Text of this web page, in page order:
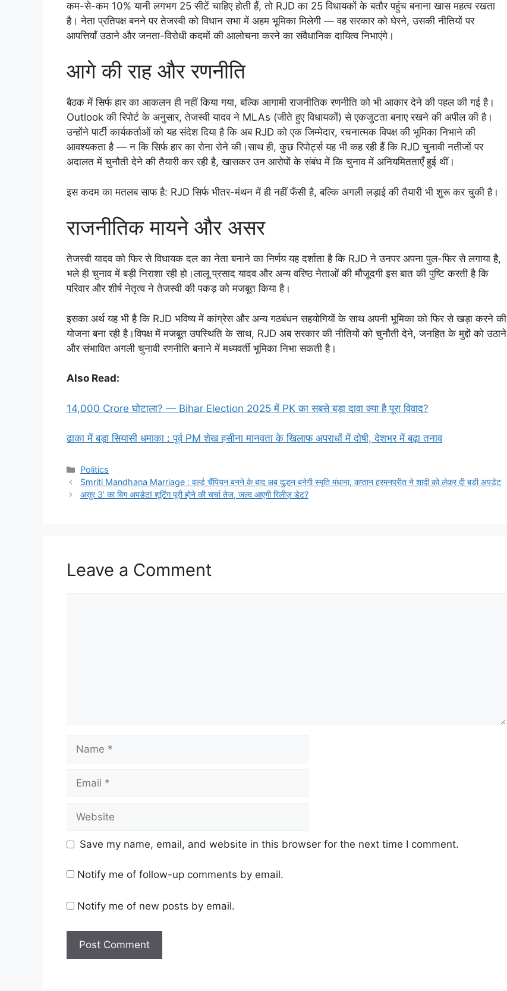
कम-से-कम 10% यानी लगभग 25 सीटें चाहिए होती हैं, तो RJD का 25 विधायकों के बतौर पहुंच बनाना खास महत्व रखता
है। नेता प्रतिपक्ष बनने पर तेजस्वी को विधान सभा में अहम भूमिका मिलेगी — वह सरकार को घेरने, उसकी नीतियों पर
आपत्तियाँ उठाने और जनता-विरोधी कदमों की आलोचना करने का संवैधानिक दायित्व निभाएंगे।
आगे की राह और रणनीति
बैठक में सिर्फ हार का आकलन ही नहीं किया गया, बल्कि आगामी राजनीतिक रणनीति को भी आकार देने की पहल की गई है।
Outlook की रिपोर्ट के अनुसार, तेजस्वी यादव ने MLAs (जीते हुए विधायकों) से एकजुटता बनाए रखने की अपील की है।
उन्होंने पार्टी कार्यकर्ताओं को यह संदेश दिया है कि अब RJD को एक जिम्मेदार, रचनात्मक विपक्ष की भूमिका निभाने की
आवश्यकता है — न कि सिर्फ हार का रोना रोने की।साथ ही, कुछ रिपोर्ट्स यह भी कह रही हैं कि RJD चुनावी नतीजों पर
अदालत में चुनौती देने की तैयारी कर रही है, खासकर उन आरोपों के संबंध में कि चुनाव में अनियमितताएँ हुई थीं।
इस कदम का मतलब साफ है: RJD सिर्फ भीतर-मंथन में ही नहीं फँसी है, बल्कि अगली लड़ाई की तैयारी भी शुरू कर चुकी है।
राजनीतिक मायने और असर
तेजस्वी यादव को फिर से विधायक दल का नेता बनाने का निर्णय यह दर्शाता है कि RJD ने उनपर अपना पुल-फिर से लगाया है,
भले ही चुनाव में बड़ी निराशा रही हो।लालू प्रसाद यादव और अन्य वरिष्ठ नेताओं की मौजूदगी इस बात की पुष्टि करती है कि
परिवार और शीर्ष नेतृत्व ने तेजस्वी की पकड़ को मजबूत किया है।
इसका अर्थ यह भी है कि RJD भविष्य में कांग्रेस और अन्य गठबंधन सहयोगियों के साथ अपनी भूमिका को फिर से खड़ा करने की
योजना बना रही है।विपक्ष में मजबूत उपस्थिति के साथ, RJD अब सरकार की नीतियों को चुनौती देने, जनहित के मुद्दों को उठाने
और संभावित अगली चुनावी रणनीति बनाने में मध्यवर्ती भूमिका निभा सकती है।
Also Read:
14,000 Crore घोटाला? — Bihar Election 2025 में PK का सबसे बड़ा दावा क्या है पूरा विवाद?
ढाका में बड़ा सियासी धमाका : पूर्व PM शेख हसीना मानवता के खिलाफ अपराधों में दोषी, देशभर में बढ़ा तनाव
Categories
Politics
Smriti Mandhana Marriage : वर्ल्ड चैंपियन बनने के बाद अब दुल्हन बनेगी स्मृति मंधाना, कप्तान हरमनप्रीत ने शादी को लेकर दी बड़ी अपडेट
असुर 3’ का बिग अपडेट! शूटिंग पूरी होने की चर्चा तेज, जल्द आएगी रिलीज़ डेट?
Leave a Comment
Name
Email
Website
Save my name, email, and website in this browser for the next time I comment.
Notify me of follow-up comments by email.
Notify me of new posts by email.